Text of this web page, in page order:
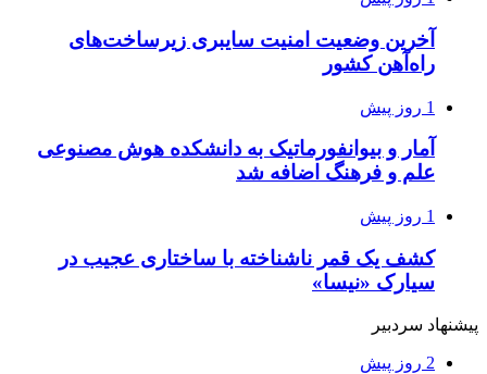
آخرین وضعیت امنیت سایبری زیرساخت‌های
راه‌آهن کشور
1 روز پیش
آمار و بیوانفورماتیک به دانشکده هوش مصنوعی
علم و فرهنگ اضافه شد
1 روز پیش
کشف یک قمر ناشناخته با ساختاری عجیب در
سیارک «نیسا»
پیشنهاد سردبیر
2 روز پیش